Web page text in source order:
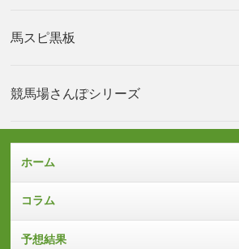
馬スピ黒板
競馬場さんぽシリーズ
ホーム
コラム
予想結果